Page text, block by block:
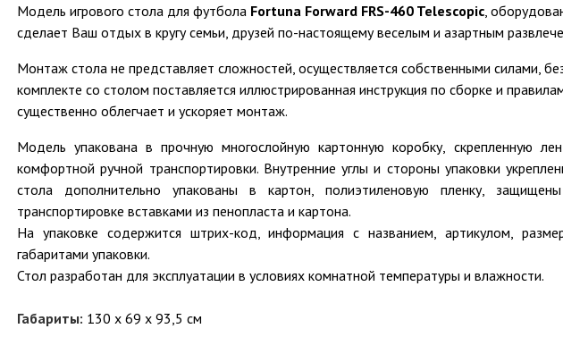
Модель игрового стола для футбола Fortuna Forward FRS-460 Telescopic ,
сделает Ваш отдых в кругу семьи, друзей по-настоящему веселым и азартным
Монтаж стола не представляет сложностей, осуществляется собственными силами,
комплекте со столом поставляется иллюстрированная инструкция по сборке и
существенно облегчает и ускоряет монтаж.
Модель упакована в прочную многослойную картонную коробку, скрепленную
комфортной ручной транспортировки. Внутренние углы и стороны упаковки
стола дополнительно упакованы в картон, полиэтиленовую пленку,
транспортировке вставками из пенопласта и картона.
На упаковке содержится штрих-код, информация с названием, артикулом,
габаритами упаковки.
Стол разработан для эксплуатации в условиях комнатной температуры и влажности.
Габариты: 130 х 69 х 93,5 см